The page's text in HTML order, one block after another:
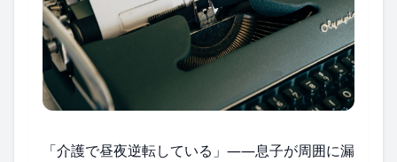
「介護で昼夜逆転している」――息子が周囲に漏